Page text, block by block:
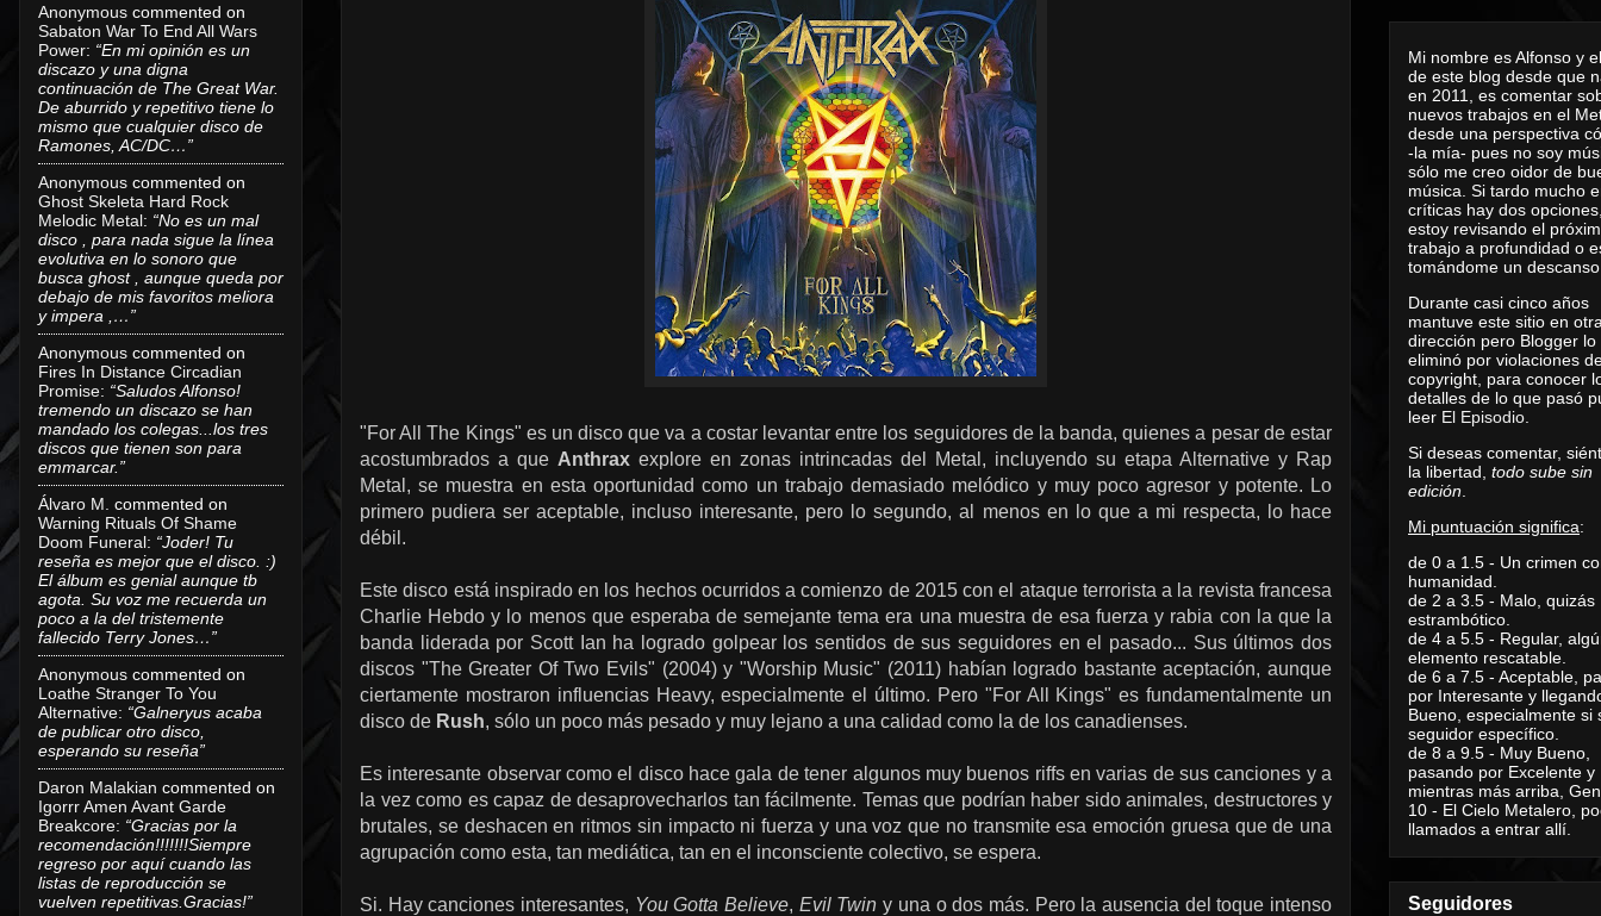
"For All The Kings" es un disco que va a costar levantar entre los seguidores de la banda, quienes a pesar de estar
acostumbrados a que Anthrax explore en zonas intrincadas del Metal, incluyendo su etapa Alternative y Rap
Metal, se muestra en esta oportunidad como un trabajo demasiado melódico y muy poco agresor y potente. Lo
primero pudiera ser aceptable, incluso interesante, pero lo segundo, al menos en lo que a mi respecta, lo hace
débil.
Este disco está inspirado en los hechos ocurridos a comienzo de 2015 con el ataque terrorista a la revista francesa
Charlie Hebdo y lo menos que esperaba de semejante tema era una muestra de esa fuerza y rabia con la que la
banda liderada por Scott Ian ha logrado golpear los sentidos de sus seguidores en el pasado... Sus últimos dos
discos "The Greater Of Two Evils" (2004) y "Worship Music" (2011) habían logrado bastante aceptación, aunque
ciertamente mostraron influencias Heavy, especialmente el último. Pero "For All Kings" es fundamentalmente un
disco de Rush, sólo un poco más pesado y muy lejano a una calidad como la de los canadienses.
Es interesante observar como el disco hace gala de tener algunos muy buenos riffs en varias de sus canciones y a
la vez como es capaz de desaprovecharlos tan fácilmente. Temas que podrían haber sido animales, destructores y
brutales, se deshacen en ritmos sin impacto ni fuerza y una voz que no transmite esa emoción gruesa que de una
agrupación como esta, tan mediática, tan en el inconsciente colectivo, se espera.
Si. Hay canciones interesantes, You Gotta Believe, Evil Twin y una o dos más. Pero la ausencia del toque intenso
Anonymous commented on
Sabaton War To End All Wars
Power: “En mi opinión es un
discazo y una digna
continuación de The Great War.
De aburrido y repetitivo tiene lo
mismo que cualquier disco de
Ramones, AC/DC…”
Anonymous commented on
Ghost Skeleta Hard Rock
Melodic Metal: “No es un mal
disco , para nada sigue la línea
evolutiva en lo sonoro que
busca ghost , aunque queda por
debajo de mis favoritos meliora
y impera ,…”
Anonymous commented on
Fires In Distance Circadian
Promise: “Saludos Alfonso!
tremendo un discazo se han
mandado los colegas...los tres
discos que tienen son para
emmarcar.”
Álvaro M. commented on
Warning Rituals Of Shame
Doom Funeral: “Joder! Tu
reseña es mejor que el disco. :)
El álbum es genial aunque tb
agota. Su voz me recuerda un
poco a la del tristemente
fallecido Terry Jones…”
Anonymous commented on
Loathe Stranger To You
Alternative: “Galneryus acaba
de publicar otro disco,
esperando su reseña”
Daron Malakian commented on
Igorrr Amen Avant Garde
Breakcore: “Gracias por la
recomendación!!!!!!!Siempre
regreso por aquí cuando las
listas de reproducción se
vuelven repetitivas.Gracias!”
Mi nombre es Alfonso y
de este blog desde que
en 2011, es comentar
nuevos trabajos en el
desde una perspectiva
-la mía- pues no soy
sólo me creo oidor de
música. Si tardo mucho
críticas hay dos
estoy revisando el
trabajo a profundidad o
tomándome un
Durante casi cinco años
mantuve este sitio en
dirección pero Blogger lo
eliminó por violaciones
copyright, para conocer
detalles de lo que pasó
leer El Episodio
Si deseas comentar,
la libertad, todo sube sin
edición
Mi puntuación significa:
de 0 a 1.5 - Un crimen
humanidad.
de 2 a 3.5 - Malo, quizás
estrambótico.
de 4 a 5.5 - Regular,
elemento rescatable.
de 6 a 7.5 - Aceptable,
por Interesante y
Bueno, especialmente si
seguidor específico.
de 8 a 9.5 - Muy Bueno,
pasando por Excelente y
mientras más arriba,
10 - El Cielo Metalero,
llamados a entrar allí.
Seguidores